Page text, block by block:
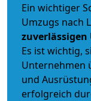
Ein wichtiger
Umzugs nach
zuverlässigen
Es ist wichtig,
Unternehmen
und
erfolgreich